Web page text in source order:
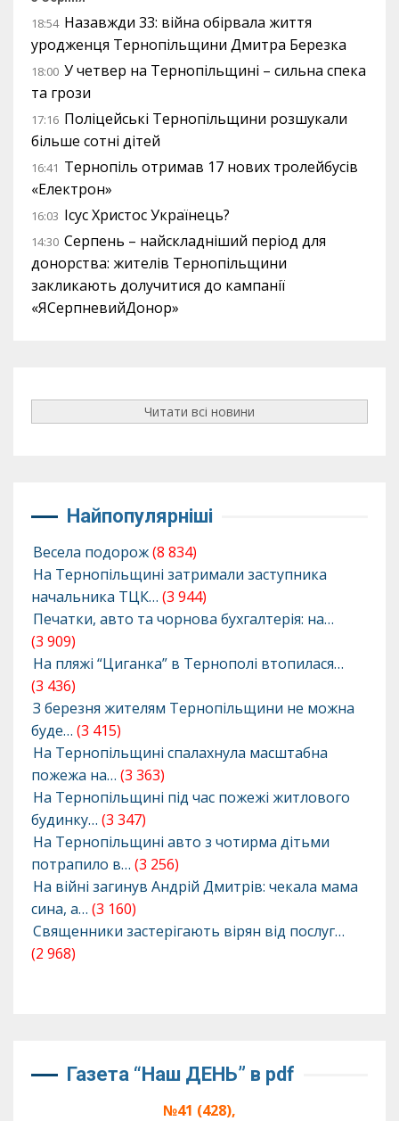
18:54 Назавжди 33: війна обірвала життя
уродженця Тернопільщини Дмитра Березка
18:00 У четвер на Тернопільщині – сильна спека
та грози
17:16 Поліцейські Тернопільщини розшукали
більше сотні дітей
16:41 Тернопіль отримав 17 нових тролейбусів
«Електрон»
16:03 Ісус Христос Українець?
14:30 Серпень – найскладніший період для
донорства: жителів Тернопільщини
закликають долучитися до кампанії
«ЯСерпневийДонор»
Читати всі новини
Найпопулярніші
Весела подорож(8 834)
На Тернопільщині затримали заступника
начальника ТЦК… (3 944)
Печатки, авто та чорнова бухгалтерія: на…
(3 909)
На пляжі “Циганка” в Тернополі втопилася…
(3 436)
З березня жителям Тернопільщини не можна
буде… (3 415)
На Тернопільщині спалахнула масштабна
пожежа на… (3 363)
На Тернопільщині під час пожежі житлового
будинку… (3 347)
На Тернопільщині авто з чотирма дітьми
потрапило в… (3 256)
На війні загинув Андрій Дмитрів: чекала мама
сина, а… (3 160)
Священники застерігають вірян від послуг…
(2 968)
Газета “Наш ДЕНЬ” в pdf
№41 (428),